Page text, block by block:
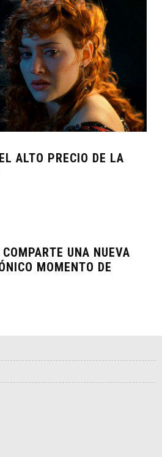
ALTO PRECIO DE LA
UNA NUEVA
MOMENTO DE